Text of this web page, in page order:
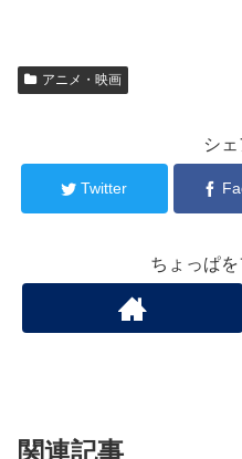
アニメ・映画
シ
Twitter
ちょっぱ
関連記事